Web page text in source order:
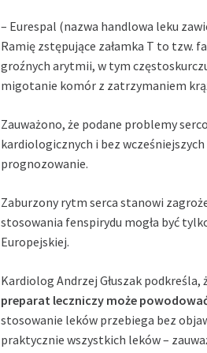
– Eurespal (nazwa handlowa leku
Ramię zstępujące załamka T to tzw.
groźnych arytmii, w tym
migotanie komór z zatrzymaniem
Zauważono, że podane problemy
kardiologicznych i bez
prognozowanie.
Zaburzony rytm serca stanowi
stosowania fenspirydu mogła być
Europejskiej.
Kardiolog Andrzej Głuszak
preparat leczniczy może
stosowanie leków przebiega bez
praktycznie wszystkich leków –